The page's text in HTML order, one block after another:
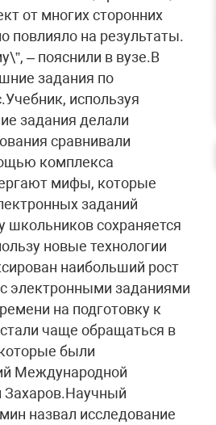
от многих сторонних
повлияло на результаты.
– пояснили в вузе.В
задания по
используя
задания делали
сравнивали
комплекса
мифы, которые
заданий
школьников сохраняется
новые технологии
наибольший рост
электронными заданиями
на подготовку к
чаще обращаться в
были
Международной
Захаров.Научный
назвал исследование